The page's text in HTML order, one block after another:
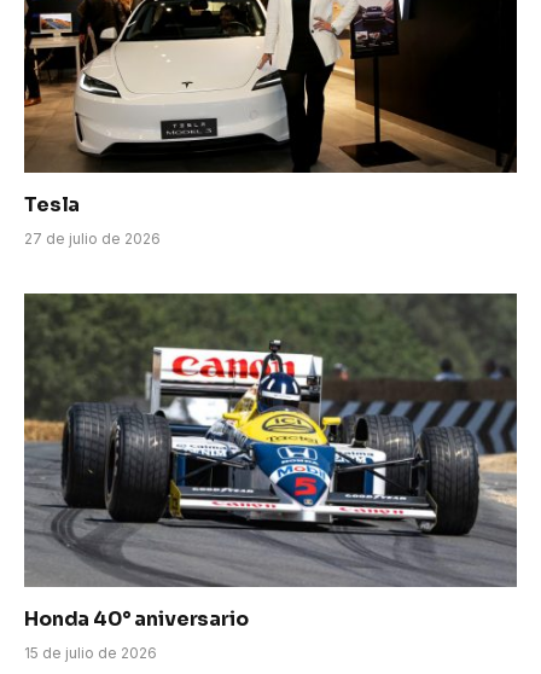
Tesla
27 de julio de 2026
Honda 40° aniversario
15 de julio de 2026